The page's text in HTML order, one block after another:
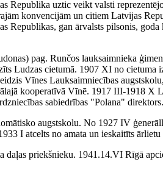
Republika uztic veikt valsti
konvencijām un citiem Latvijas
gan ārvalsts pilsonis,
pag. Runčos lauksaimnieka
Ludzas cietumā. 1907 XI no
Vīnes Lauksaimniecības
kooperatīvā Vīnē. 1917 III-1918 X
sabiedrības "Polana" direktors.
augstskolu. No 1927 IV
I atcelts no amata un ieskaitīts
priekšnieku. 1941.14.VI Rīgā